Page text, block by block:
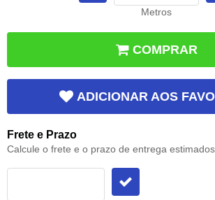
Metros
COMPRAR
ADICIONAR AOS
Frete e Prazo
Calcule o frete e o prazo de entrega